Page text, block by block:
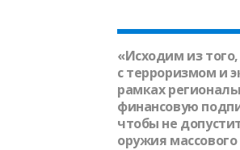
«Исходим из
с терроризмом и
рамках
финансовую
чтобы не
оружия